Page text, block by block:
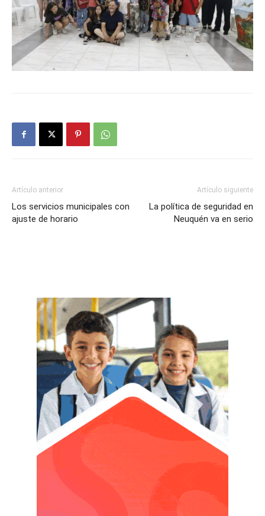
Artículo anterior
Los servicios municipales con
ajuste de horario
Artículo siguiente
La política de seguridad en
Neuquén va en serio